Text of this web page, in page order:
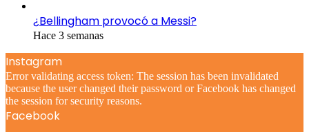
¿Bellingham provocó a Messi?
Hace 3 semanas
Instagram
Error validating access token: The session has been invalidated
because the user changed their password or Facebook has changed
the session for security reasons.
Facebook